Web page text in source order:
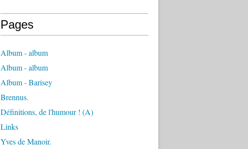
Pages
Album - album
Album - album
Album - Barisey
Brennus.
Définitions, de l'humour ! (A)
Links
Yves de Manoir.